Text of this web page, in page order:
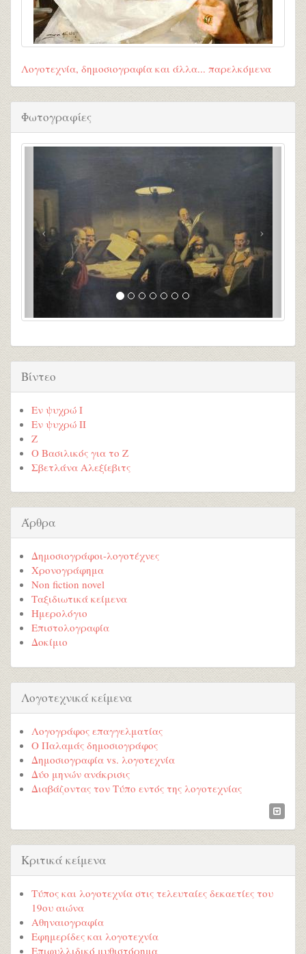
Λογοτεχνία, δημοσιογραφία και άλλα... παρελκόμενα
Φωτογραφίες
Βίντεο
Εν ψυχρώ I
Εν ψυχρώ ΙΙ
Ζ
Ο Βασιλικός για το Ζ
Σβετλάνα Αλεξίεβιτς
Άρθρα
Δημοσιογράφοι-λογοτέχνες
Χρονογράφημα
Non fiction novel
Ταξιδιωτικά κείμενα
Ημερολόγιο
Επιστολογραφία
Δοκίμιο
Λογοτεχνικά κείμενα
Λογογράφος επαγγελματίας
Ο Παλαμάς δημοσιογράφος
Δημοσιογραφία vs. λογοτεχνία
Δύο μηνών ανάκρισις
Διαβάζοντας τον Τύπο εντός της λογοτεχνίας
Κριτικά κείμενα
Τύπος και λογοτεχνία στις τελευταίες δεκαετίες του
19ου αιώνα
Αθηναιογραφία
Εφημερίδες και λογοτεχνία
Επιφυλλιδικό μυθιστόρημα